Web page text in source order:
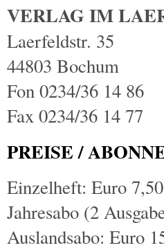
VERLAG IM
Laerfeldstr. 35
44803 Bochum
Fon 0234/36 14 86
Fax 0234/36 14 77
PREISE /
Einzelheft: Euro 7,50
Jahresabo (2
Auslandsabo: Euro